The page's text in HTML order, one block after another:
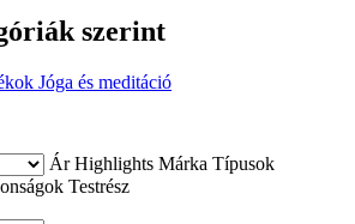
szerint
Jóga és meditáció
Ár Highlights Márka Típusok
Testrész